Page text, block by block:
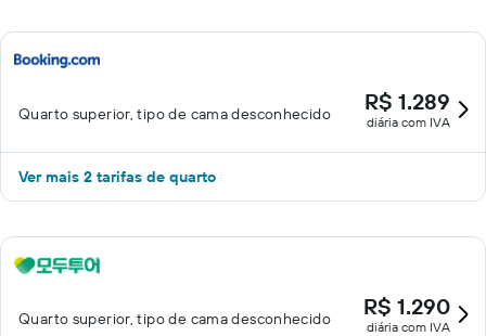
Quarto superior, tipo de cama desconhecido R$ 1.289
diária com IVA
Ver mais 2 tarifas de quarto
Quarto superior, tipo de cama desconhecido R$ 1.290
diária com IVA